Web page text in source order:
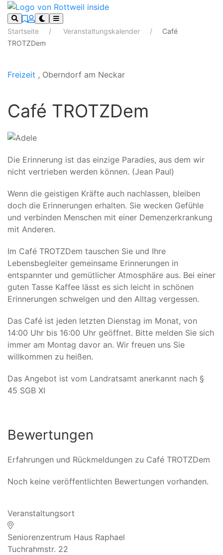
Startseite Veranstaltungskalender
Café
TROTZDem
Freizeit , Oberndorf am Neckar
Café TROTZDem
Die Erinnerung ist das einzige Paradies, aus dem wir
nicht vertrieben werden können. (Jean Paul)
Wenn die geistigen Kräfte auch nachlassen, bleiben
doch die Erinnerungen erhalten. Sie wecken Gefühle
und verbinden Menschen mit einer Demenzerkrankung
mit Anderen.
Im Café TROTZDem tauschen Sie und Ihre
Lebensbegleiter gemeinsame Erinnerungen in
entspannter und gemütlicher Atmosphäre aus. Bei einer
guten Tasse Kaffee lässt es sich leicht in schönen
Erinnerungen schwelgen und den Alltag vergessen.
Das Café ist jeden letzten Dienstag im Monat, von
14:00 Uhr bis 16:00 Uhr geöffnet. Bitte melden Sie sich
immer am Montag davor an. Wir freuen uns Sie
willkommen zu heißen.
Das Angebot ist vom Landratsamt anerkannt nach §
45 SGB XI
Bewertungen
Erfahrungen und Rückmeldungen zu Café TROTZDem
Noch keine veröffentlichten Bewertungen vorhanden.
Veranstaltungsort
Seniorenzentrum Haus Raphael
Tuchrahmstr. 22